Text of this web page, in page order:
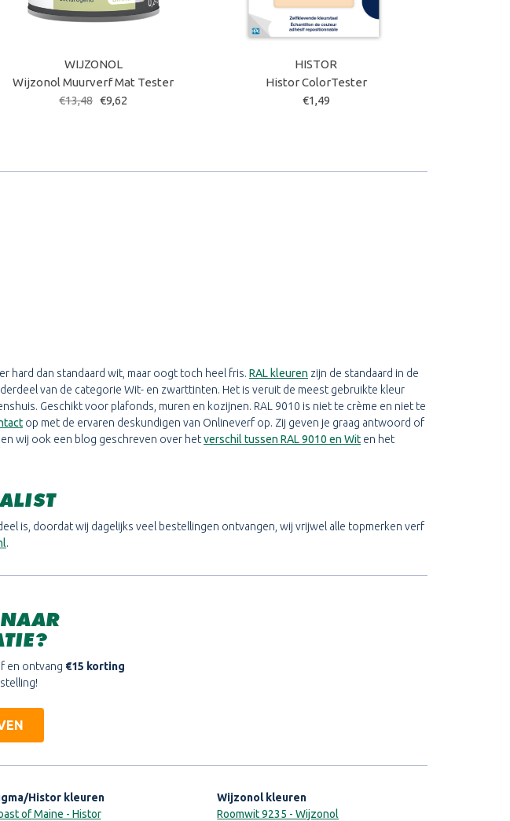
WIJZONOL
Wijzonol Muurverf Mat Tester
€13,48 €9,62
HISTOR
Histor ColorTester
€1,49
hard dan standaard wit, maar oogt toch heel fris. RAL kleuren zijn de standaard in de
van de categorie Wit- en zwarttinten. Het is veruit de meest gebruikte kleur
Geschikt voor plafonds, muren en kozijnen. RAL 9010 is niet te crème en niet te
op met de ervaren deskundigen van Onlineverf op. Zij geven je graag antwoord of
wij ook een blog geschreven over hetverschil tussen RAL 9010 en Wit en het
is, doordat wij dagelijks veel bestellingen ontvangen, wij vrijwel alle topmerken verf
.
en ontvang €15 korting
Histor kleuren
of Maine - Histor
Wijzonol kleuren
Roomwit 9235 - Wijzonol